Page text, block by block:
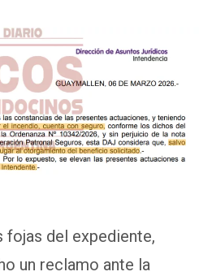
fojas del expediente,
un reclamo ante la